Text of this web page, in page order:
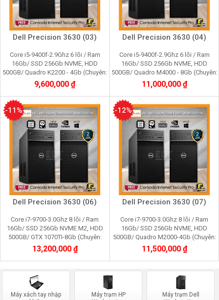
Dell Precision 3630 (03)
Core i5-9400f-2.9Ghz 6 lõi / Ram
16Gb/ SSD 256Gb NVME, HDD
500GB/ Quadro K2200 - 4Gb (Chuyên:
Xử lý đồ họa 3Dmax, photo shop,
corel, film 2K)
9,600,000 ₫
Dell Precision 3630 (04)
Core i5-9400f-2.9Ghz 6 lõi / Ram
16Gb/ SSD 256Gb NVME, HDD
500GB/ Quadro M4000 - 8Gb (Chuyên:
Xử lý đồ họa 3Dmax, photo shop,
corel, film 2K)
11,000,000 ₫
Dell Precision 3630 (06)
Core i7-9700-3.0Ghz 8 lõi / Ram
16Gb/ SSD 256Gb NVME M2, HDD
500GB/ GTX 1070TI-8Gb (Chuyên:
Dựng, render 3D, Video 4K, cầy game)
13,200,000 ₫
-11%
Dell Precision 3630 (07)
Core i7-9700-3.0Ghz 8 lõi / Ram
16Gb/ SSD 256Gb NVME, HDD
500GB/ Quadro M2000-4Gb (Chuyên:
Xử lý đồ họa 3Dmax, photo shop,
corel, film 2K)
11,500,000 ₫
-12%
Máy xách tay nhập
Máy trạm HP
Máy trạm Dell